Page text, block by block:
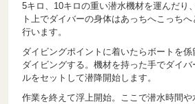
5キロ、10キロの重い潜水機材を運んだり
ト上でダイバーの身体はあっちへこっち
行います。
ダイビングポイントに着いたらボートを
ダイビングする。機材を持った手でダイ
ルをセットして潜降開始します。
作業を終えて浮上開始。ここで潜水時間